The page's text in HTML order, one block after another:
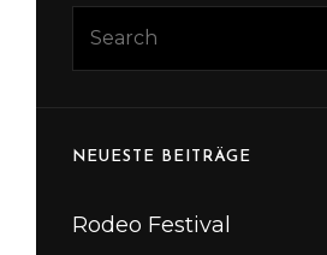
NEUESTE BEITRÄGE
Rodeo Festival